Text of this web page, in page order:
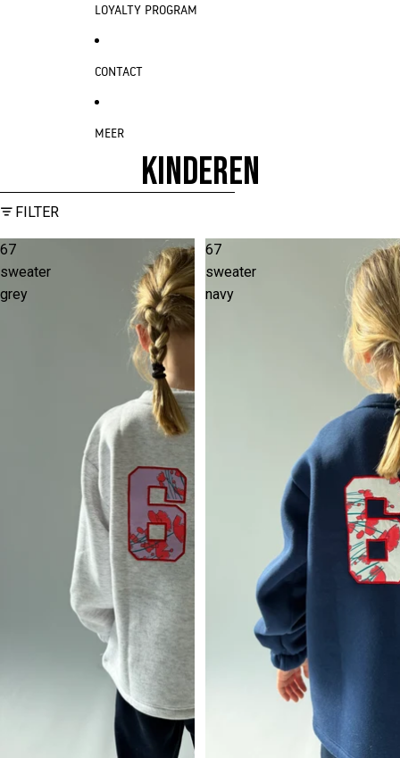
LOYALTY PROGRAM
CONTACT
MEER
KINDEREN
METEEN NAAR LIJST MET RESULTATEN
FILTER
67
sweater
grey
10
12
67
sweater
navy
10